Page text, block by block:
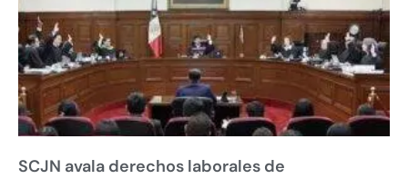
SCJN avala derechos laborales de